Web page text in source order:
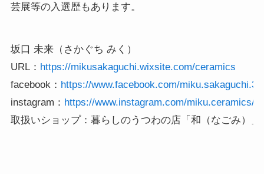
芸展等の入選歴もあります。
坂口 未来（さかぐち みく）
URL：
facebook： https://www.facebook.com/miku.sakaguchi.33
instagram：
取扱いショップ：暮らしのうつわの店「和（なごみ）」